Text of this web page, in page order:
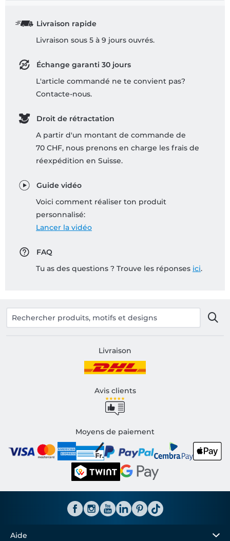
Livraison rapide
Livraison sous 5 à 9 jours ouvrés.
Échange garanti 30 jours
L'article commandé ne te convient pas?
Contacte-nous.
Droit de rétractation
A partir d'un montant de commande de
70 CHF, nous prenons en charge les frais de
réexpédition en Suisse.
Guide vidéo
Voici comment réaliser ton produit
personnalisé:
Lancer la vidéo
FAQ
Tu as des questions ? Trouve les réponses ici.
Livraison
Avis clients
Moyens de paiement
Aide